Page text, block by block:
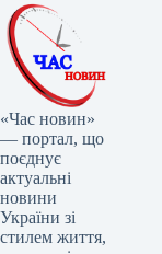
«Час новин»
— портал, що
поєднує
актуальні
новини
України зі
стилем життя,